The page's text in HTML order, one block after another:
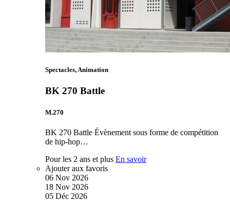
Spectacles, Animation
BK 270 Battle
M.270
BK 270 Battle Évènement sous forme de compétition
de hip-hop…
Pour les 2 ans et plus En savoir
Ajouter aux favoris
06 Nov 2026
18 Nov 2026
05 Déc 2026